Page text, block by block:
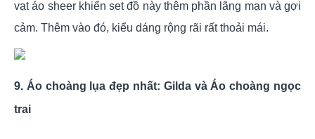
vạt áo sheer khiến set đồ này thêm phần lãng mạn và gợi
cảm. Thêm vào đó, kiểu dáng rộng rãi rất thoải mái.
9. Áo choàng lụa đẹp nhất: Gilda và Áo choàng ngọc
trai